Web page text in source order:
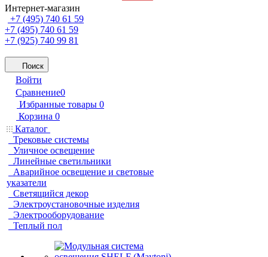
Интернет-магазин
+7 (495) 740 61 59
+7 (495) 740 61 59
+7 (925) 740 99 81
Поиск
Войти
Сравнение0
Избранные товары 0
Корзина 0
Каталог
Трековые системы
Уличное освещение
Линейные светильники
Аварийное освещение и световые
указатели
Светящийся декор
Электроустановочные изделия
Электрооборудование
Теплый пол